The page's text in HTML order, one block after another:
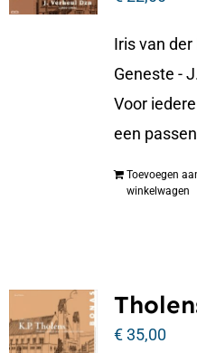
Iris van
Geneste -
Voor
een
Toevoegen
winkelwagen
€35,00